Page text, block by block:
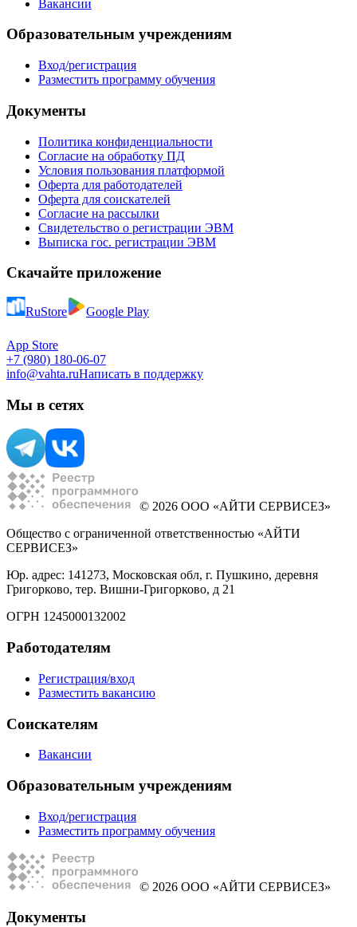
Вакансии
Образовательным учреждениям
Вход/регистрация
Разместить программу обучения
Документы
Политика конфиденциальности
Согласие на обработку ПД
Условия пользования платформой
Оферта для работодателей
Оферта для соискателей
Согласие на рассылки
Свидетельство о регистрации ЭВМ
Выписка гос. регистрации ЭВМ
Скачайте приложение
RuStore Google Play
App Store
+7 (980) 180-06-07
info@vahta.ruНаписать в поддержку
Мы в сетях
© 2026 ООО «АЙТИ СЕРВИСЕЗ»
Общество с ограниченной ответственностью «АЙТИ
СЕРВИСЕЗ»
Юр. адрес: 141273, Московская обл, г. Пушкино, деревня
Григорково, тер. Вишни-Григорково, д 21
ОГРН 1245000132002
Работодателям
Регистрация/вход
Разместить вакансию
Соискателям
Вакансии
Образовательным учреждениям
Вход/регистрация
Разместить программу обучения
© 2026 ООО «АЙТИ СЕРВИСЕЗ»
Документы